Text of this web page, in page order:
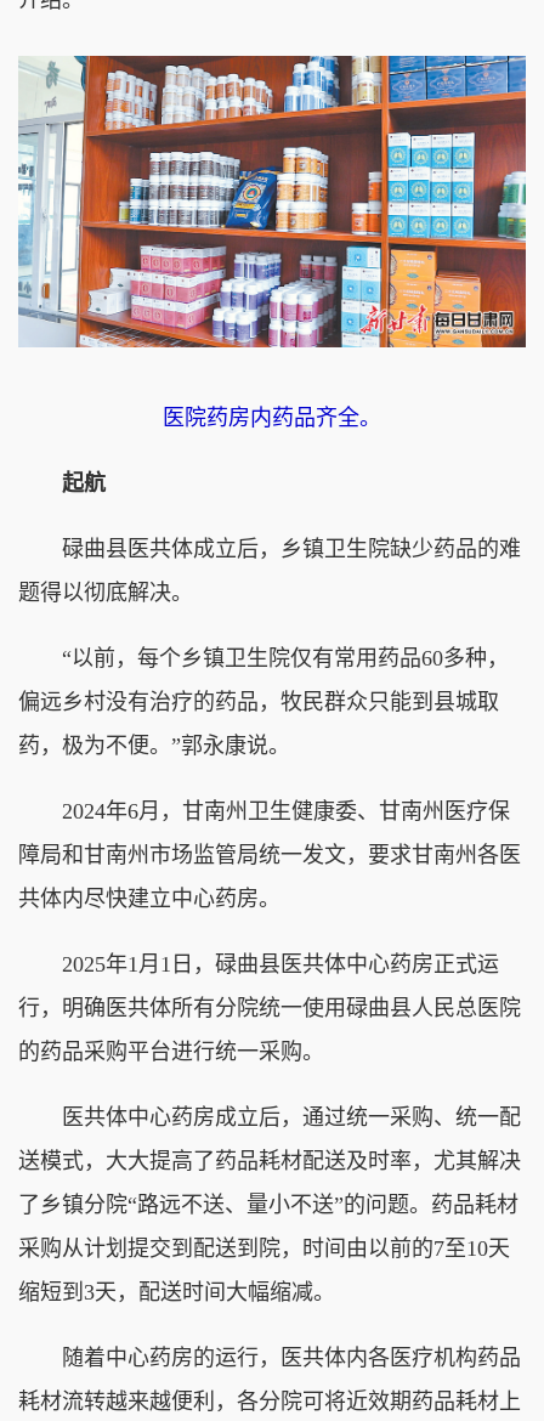
医院药房内药品齐全。
起航
碌曲县医共体成立后，乡镇卫生院缺少药品的难
题得以彻底解决。
“以前，每个乡镇卫生院仅有常用药品60多种，
偏远乡村没有治疗的药品，牧民群众只能到县城取
药，极为不便。”郭永康说。
2024年6月，甘南州卫生健康委、甘南州医疗保
障局和甘南州市场监管局统一发文，要求甘南州各医
共体内尽快建立中心药房。
2025年1月1日，碌曲县医共体中心药房正式运
行，明确医共体所有分院统一使用碌曲县人民总医院
的药品采购平台进行统一采购。
医共体中心药房成立后，通过统一采购、统一配
送模式，大大提高了药品耗材配送及时率，尤其解决
了乡镇分院“路远不送、量小不送”的问题。药品耗材
采购从计划提交到配送到院，时间由以前的7至10天
缩短到3天，配送时间大幅缩减。
随着中心药房的运行，医共体内各医疗机构药品
耗材流转越来越便利，各分院可将近效期药品耗材上